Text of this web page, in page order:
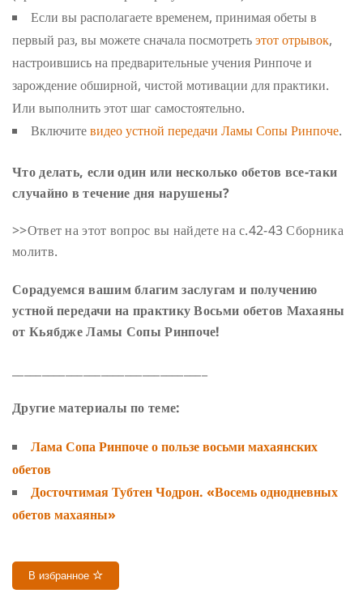
Если вы располагаете временем, принимая обеты в
первый раз, вы можете сначала посмотретьэтот отрывок,
настроившись на предварительные учения Ринпоче и
зарождение обширной, чистой мотивации для практики.
Или выполнить этот шаг самостоятельно.
Включитевидео устной передачи Ламы Сопы Ринпоче.
Что делать, если один или несколько обетов все-таки
случайно в течение дня нарушены?
>>Ответ на этот вопрос вы найдете на с.42-43 Сборника
молитв.
Сорадуемся вашим благим заслугам и получению
устной передачи на практику Восьми обетов Махаяны
от Кьябдже Ламы Сопы Ринпоче!
Другие материалы по теме:
Лама Сопа Ринпоче о пользе восьми махаянских
обетов
Досточтимая Тубтен Чодрон. «Восемь однодневных
обетов махаяны»
В избранное